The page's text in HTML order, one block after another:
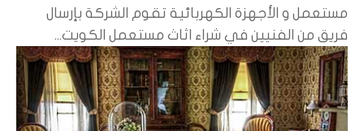
مستعمل و الأجهزة الكهربائية تقوم الشركة بإرسال
فريق من الفنيين في شراء اثاث مستعمل الكويت...